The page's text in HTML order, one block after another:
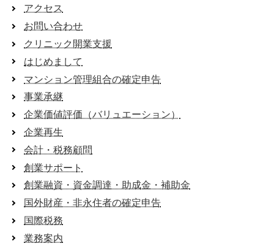
アクセス
お問い合わせ
クリニック開業支援
はじめまして
マンション管理組合の確定申告
事業承継
企業価値評価（バリュエーション）
企業再生
会計・税務顧問
創業サポート
創業融資・資金調達・助成金・補助金
国外財産・非永住者の確定申告
国際税務
業務案内